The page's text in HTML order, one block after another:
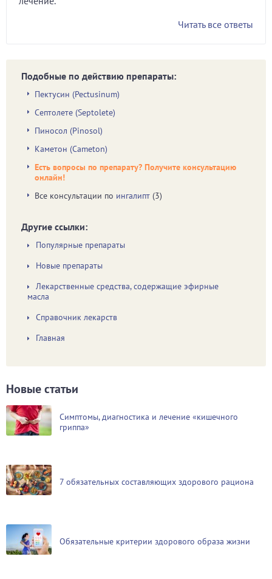
Читать все ответы
Подобные по действию препараты:
Пектусин (Pectusinum)
Септолете (Septolete)
Пиносол (Pinosol)
Каметон (Cameton)
Есть вопросы по препарату? Получите консультацию
онлайн!
Все консультации по ингалипт (3)
Другие ссылки:
Популярные препараты
Новые препараты
Лекарственные средства, содержащие эфирные
масла
Справочник лекарств
Главная
Новые статьи
Симптомы, диагностика и лечение «кишечного
гриппа»
7 обязательных составляющих здорового рациона
Обязательные критерии здорового образа жизни